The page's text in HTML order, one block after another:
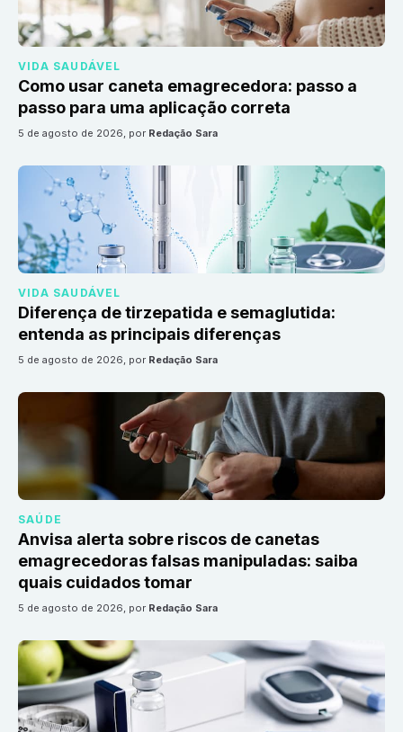
VIDA SAUDÁVEL
Como usar caneta emagrecedora: passo a
passo para uma aplicação correta
5 de agosto de 2026, por Redação Sara
VIDA SAUDÁVEL
Diferença de tirzepatida e semaglutida:
entenda as principais diferenças
5 de agosto de 2026, por Redação Sara
SAÚDE
Anvisa alerta sobre riscos de canetas
emagrecedoras falsas manipuladas: saiba
quais cuidados tomar
5 de agosto de 2026, por Redação Sara